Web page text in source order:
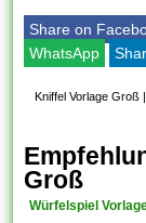
Share on
WhatsApp
Kniffel Vorlage Groß |
Groß
Würfelspiel